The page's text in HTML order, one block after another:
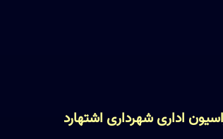
اداری شهرداری اشتهارد